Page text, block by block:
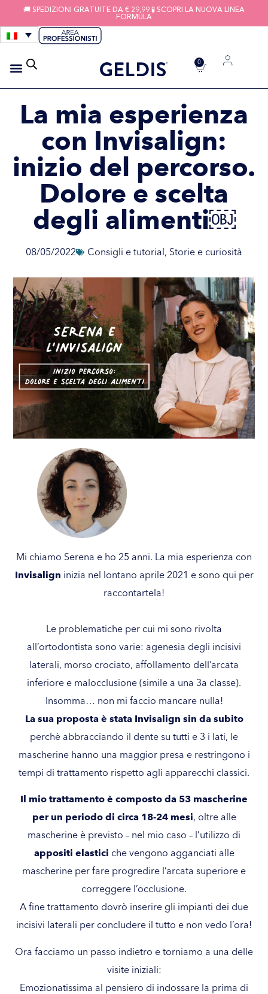
🚚 SPEDIZIONI GRATUITE DA € 29,99 🧪 SCOPRI LA NUOVA LINEA
FORMULA
0
La mia esperienza
con Invisalign:
inizio del percorso.
Dolore e scelta
degli alimenti￼
08/05/2022 Consigli e tutorial, Storie e curiosità
Mi chiamo Serena e ho 25 anni. La mia esperienza con
Invisalign inizia nel lontano aprile 2021 e sono qui per
raccontartela!
Le problematiche per cui mi sono rivolta
all’ortodontista sono varie: agenesia degli incisivi
laterali, morso crociato, affollamento dell’arcata
inferiore e malocclusione (simile a una 3a classe).
Insomma… non mi faccio mancare nulla!
La sua proposta è stata Invisalign sin da subito
perchè abbracciando il dente su tutti e 3 i lati, le
mascherine hanno una maggior presa e restringono i
tempi di trattamento rispetto agli apparecchi classici.
Il mio trattamento è composto da 53 mascherine
per un periodo di circa 18-24 mesi, oltre alle
mascherine è previsto – nel mio caso – l’utilizzo di
appositi elastici che vengono agganciati alle
mascherine per fare progredire l’arcata superiore e
correggere l’occlusione.
A fine trattamento dovrò inserire gli impianti dei due
incisivi laterali per concludere il tutto e non vedo l’ora!
Ora facciamo un passo indietro e torniamo a una delle
visite iniziali:
Emozionatissima al pensiero di indossare la prima di